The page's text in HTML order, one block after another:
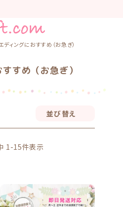
ディングにおすすめ（お急ぎ）
すめ（お急ぎ）
並び替え
1 -15件表示